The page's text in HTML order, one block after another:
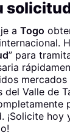
a Togo
” para
mercados
Valle de
¡Solicite hoy